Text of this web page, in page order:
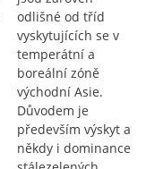
odlišné od tříd
vyskytujících se v
temperátní a
boreální zóně
východní Asie.
Důvodem je
především výskyt a
někdy i dominance